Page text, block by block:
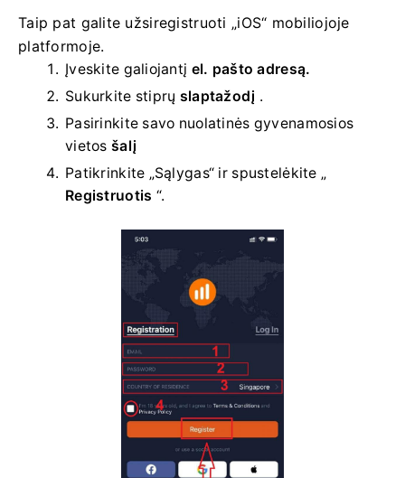
Taip pat galite užsiregistruoti „iOS“ mobiliojoje
platformoje.
Įveskite galiojantį el. pašto adresą.
Sukurkite stiprų slaptažodį .
Pasirinkite savo nuolatinės gyvenamosios
vietos šalį
Patikrinkite „Sąlygas“ ir spustelėkite „
Registruotis “.